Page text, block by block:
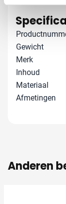
Gewicht
Merk
Inhoud
Materiaal
Afmetingen
Anderen